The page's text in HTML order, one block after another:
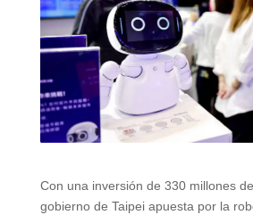
Con una inversión de 330 millones
gobierno de Taipei apuesta por la